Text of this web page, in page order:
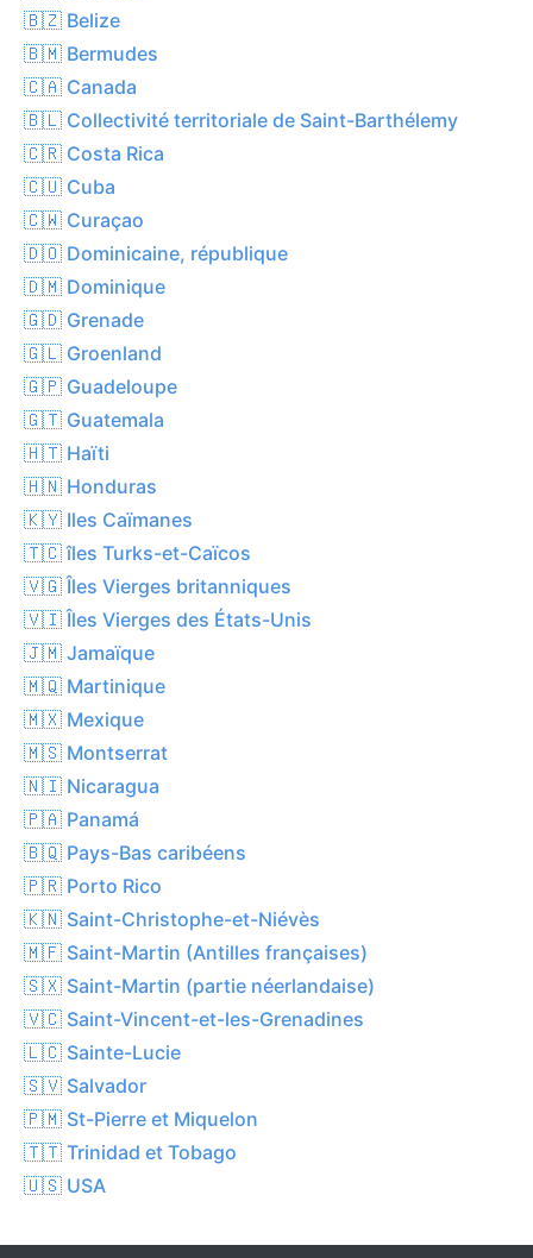
🇧🇿 Belize
🇧🇲 Bermudes
🇨🇦 Canada
🇧🇱 Collectivité territoriale de Saint-Barthélemy
🇨🇷 Costa Rica
🇨🇺 Cuba
🇨🇼 Curaçao
🇩🇴 Dominicaine, république
🇩🇲 Dominique
🇬🇩 Grenade
🇬🇱 Groenland
🇬🇵 Guadeloupe
🇬🇹 Guatemala
🇭🇹 Haïti
🇭🇳 Honduras
🇰🇾 Iles Caïmanes
🇹🇨 îles Turks-et-Caïcos
🇻🇬 Îles Vierges britanniques
🇻🇮 Îles Vierges des États-Unis
🇯🇲 Jamaïque
🇲🇶 Martinique
🇲🇽 Mexique
🇲🇸 Montserrat
🇳🇮 Nicaragua
🇵🇦 Panamá
🇧🇶 Pays-Bas caribéens
🇵🇷 Porto Rico
🇰🇳 Saint-Christophe-et-Niévès
🇲🇫 Saint-Martin (Antilles françaises)
🇸🇽 Saint-Martin (partie néerlandaise)
🇻🇨 Saint-Vincent-et-les-Grenadines
🇱🇨 Sainte-Lucie
🇸🇻 Salvador
🇵🇲 St-Pierre et Miquelon
🇹🇹 Trinidad et Tobago
🇺🇸 USA